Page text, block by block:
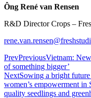
Ông René van Rensen
R&D Director Crops –
PrevPreviousVietnam:
of something bigger’
NextSowing a bright
women’s empowerment
quality seedlings and